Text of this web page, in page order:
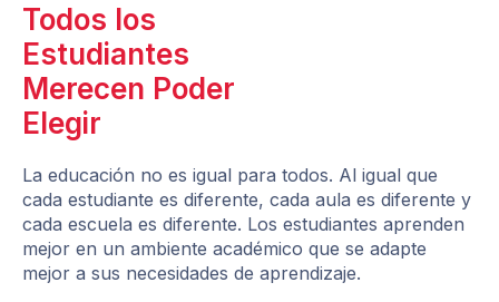
Todos los
Estudiantes
Merecen Poder
Elegir
La educación no es igual para todos. Al igual que
cada estudiante es diferente, cada aula es diferente y
cada escuela es diferente. Los estudiantes aprenden
mejor en un ambiente académico que se adapte
mejor a sus necesidades de aprendizaje.